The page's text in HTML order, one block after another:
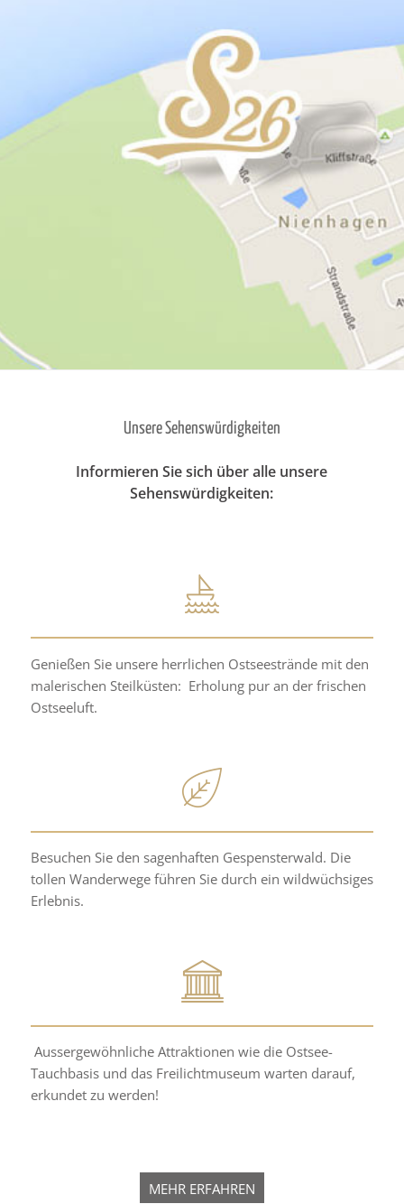
Unsere Sehenswürdigkeiten
Informieren Sie sich über alle unsere
Sehenswürdigkeiten:
Genießen Sie unsere herrlichen Ostseestrände mit den
malerischen Steilküsten: Erholung pur an der frischen
Ostseeluft.
Besuchen Sie den sagenhaften Gespensterwald. Die
tollen Wanderwege führen Sie durch ein wildwüchsiges
Erlebnis.
Aussergewöhnliche Attraktionen wie die Ostsee-
Tauchbasis und das Freilichtmuseum warten darauf,
erkundet zu werden!
MEHR ERFAHREN